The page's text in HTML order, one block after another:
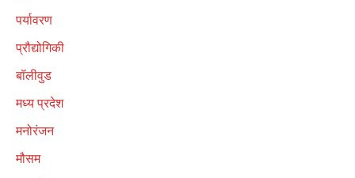
पर्यावरण
प्रौद्योगिकी
बॉलीवुड
मध्य प्रदेश
मनोरंजन
मौसम